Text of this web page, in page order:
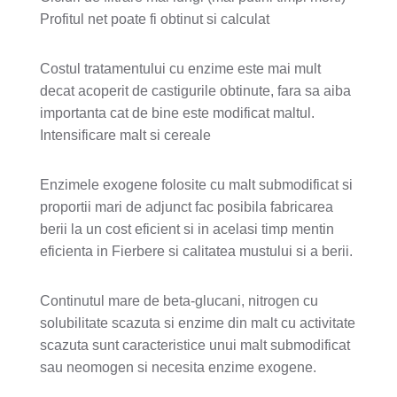
Profitul net poate fi obtinut si calculat
Costul tratamentului cu enzime este mai mult
decat acoperit de castigurile obtinute, fara sa aiba
importanta cat de bine este modificat maltul.
Intensificare malt si cereale
Enzimele exogene folosite cu malt submodificat si
proportii mari de adjunct fac posibila fabricarea
berii la un cost eficient si in acelasi timp mentin
eficienta in Fierbere si calitatea mustului si a berii.
Continutul mare de beta-glucani, nitrogen cu
solubilitate scazuta si enzime din malt cu activitate
scazuta sunt caracteristice unui malt submodificat
sau neomogen si necesita enzime exogene.